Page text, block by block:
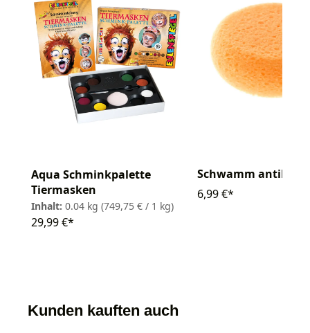
Aqua Schminkpalette
Tiermasken
Inhalt: 0.04 kg (749,75 € / 1 kg)
29,99 €*
Schwamm
6,99 €*
Kunden kauften auch